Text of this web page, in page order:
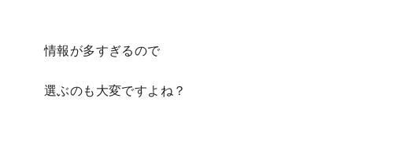
情報が多すぎるので
選ぶのも大変ですよね？